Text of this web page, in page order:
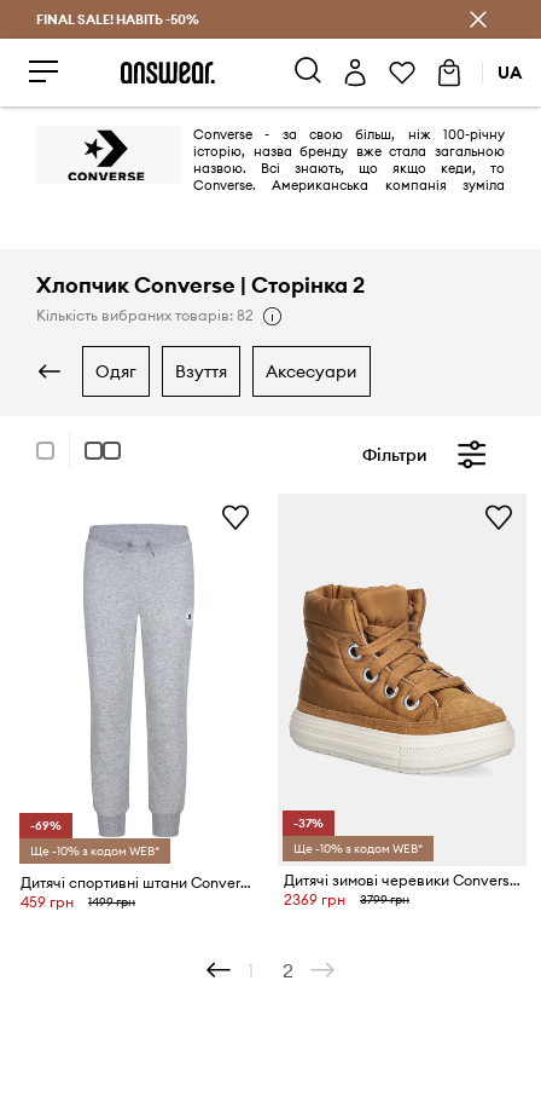
Заощаджуй з Answear Club
FINAL SALE! НАВІТЬ -50%
UA
Converse - за свою більш, ніж 100-річну
історію, назва бренду вже стала загальною
назвою. Всі знають, що якщо кеди, то
Converse. Американська компанія зуміла
Хлопчик Converse | Сторінка 2
Кількість вибраних товарів: 82
одяг взуття аксесуари
Фільтри
-69%
Ще -10% з кодом WEB*
Дитячі спортивні штани Converse
459 грн
1499 грн
-37%
Ще -10% з кодом WEB*
Дитячі зимові черевики Converse CHUCK TAYLOR ALL STAR ELEMENTS BOOT
2369 грн
3799 грн
1 2